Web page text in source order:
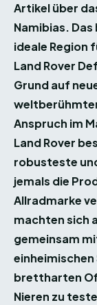
Artikel über
Namibias.
ideale Region
Land Rover
Grund auf
Anspruch im
Land Rover
robusteste
jemals die
Allradmarke
machten sich
gemeinsam
brettharten
Nieren zu